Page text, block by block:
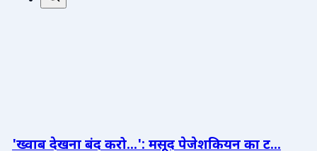
'ख्वाब देखना बंद करो...': मसूद पेजेशकियन का ट...